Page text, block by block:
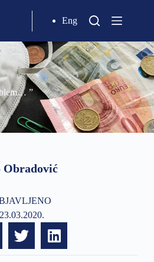
Eng
”
23.03.2020.